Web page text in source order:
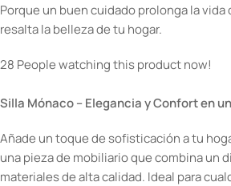
Porque un buen cuidado prolonga la
resalta la belleza de tu hogar.
28 People watching this product now!
Silla Mónaco – Elegancia y Confort en
Añade un toque de sofisticación a tu
una pieza de mobiliario que combina un
materiales de alta calidad. Ideal para